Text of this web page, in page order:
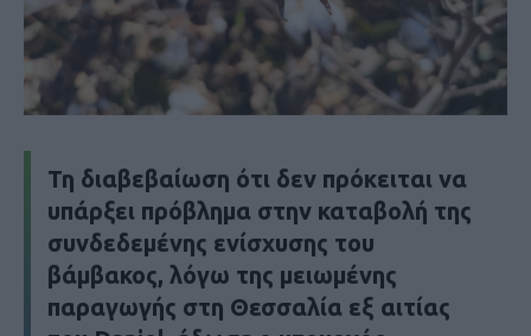
Τη διαβεβαίωση ότι δεν πρόκειται να
υπάρξει πρόβλημα στην καταβολή της
συνδεδεμένης ενίσχυσης του
βάμβακος, λόγω της μειωμένης
παραγωγής στη Θεσσαλία εξ αιτίας